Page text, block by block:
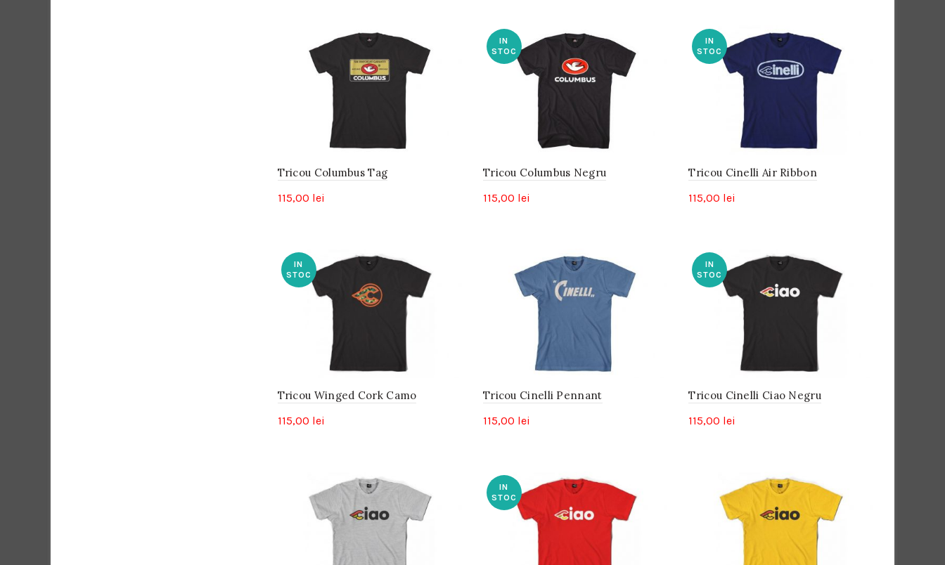
Tricou Columbus Tag
115,00 lei
IN
STOC
Tricou Columbus Negru
115,00 lei
IN
STOC
Tricou Cinelli Air Ribbon
115,00 lei
IN
STOC
Tricou Winged Cork Camo
115,00 lei
Tricou Cinelli Pennant
115,00 lei
IN
STOC
Tricou Cinelli Ciao Negru
115,00 lei
IN
STOC